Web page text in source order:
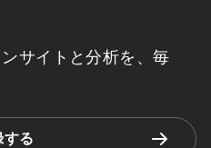
サイトと分析を、毎
する